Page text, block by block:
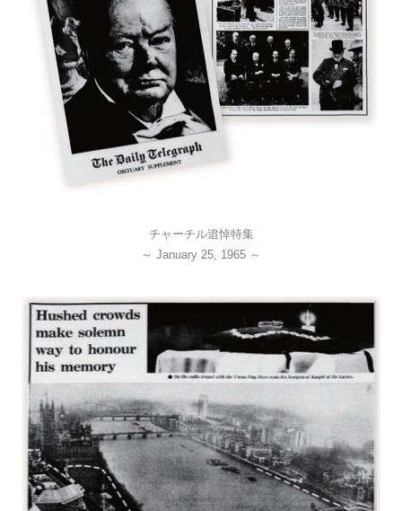
チャーチル追悼特集
～ January 25, 1965 ～